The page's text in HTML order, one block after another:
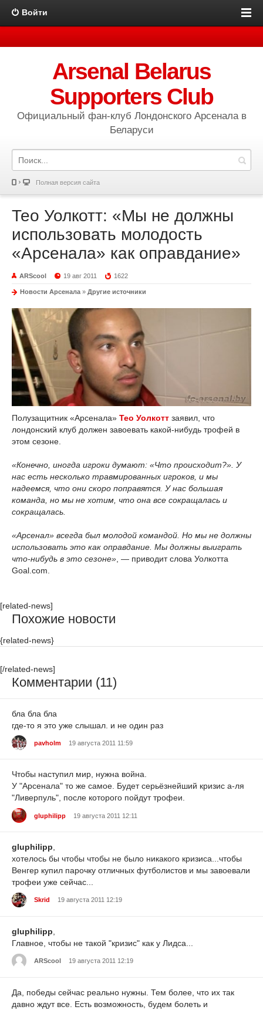
Войти
Arsenal Belarus
Supporters Club
Официальный фан-клуб Лондонского Арсенала в
Беларуси
Полная версия сайта
Тео Уолкотт: «Мы не должны
использовать молодость
«Арсенала» как оправдание»
ARScool 19 авг 2011 1622
Новости Арсенала » Другие источники
Полузащитник «Арсенала» Тео Уолкотт заявил, что
лондонский клуб должен завоевать какой-нибудь трофей в
этом сезоне.
«Конечно, иногда игроки думают: «Что происходит?». У
нас есть несколько травмированных игроков, и мы
надеемся, что они скоро поправятся. У нас большая
команда, но мы не хотим, что она все сокращалась и
сокращалась.
«Арсенал» всегда был молодой командой. Но мы не должны
использовать это как оправдание. Мы должны выиграть
что-нибудь в это сезоне», — приводит слова Уолкотта
Goal.com.
[related-news]
Похожие новости
{related-news}
[/related-news]
Комментарии (11)
бла бла бла
где-то я это уже слышал. и не один раз
pavholm 19 августа 2011 11:59
Чтобы наступил мир, нужна война.
У "Арсенала" то же самое. Будет серьёзнейший кризис а-ля
"Ливерпуль", после которого пойдут трофеи.
gluphilipp 19 августа 2011 12:11
gluphilipp,
хотелось бы чтобы чтобы не было никакого кризиса...чтобы
Венгер купил парочку отличных футболистов и мы завоевали
трофеи уже сейчас...
Skrid 19 августа 2011 12:19
gluphilipp
Главное, чтобы не такой "кризис" как у Лидса...
ARScool 19 августа 2011 12:19
Да, победы сейчас реально нужны. Тем более, что их так
давно ждут все. Есть возможность, будем болеть и